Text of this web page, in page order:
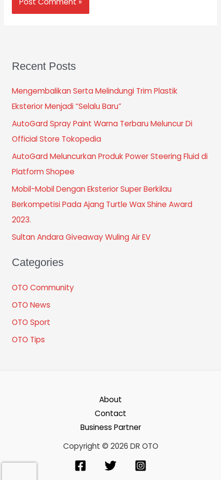
Recent Posts
Mengembalikan Serta Melindungi Trim Plastik
Eksterior Menjadi “Selalu Baru”
AutoGard Spray Paint Warna Terbaru Meluncur Di
Official Store Tokopedia
AutoGard Meluncurkan Produk Power Steering Fluid di
Platform Shopee
Mobil-Mobil Dengan Eksterior Super Berkilau
Berkompetisi Pada Ajang Turtle Wax Shine Award
2023.
Sultan Andara Giveaway Wuling Air EV
Categories
OTO Community
OTO News
OTO Sport
OTO Tips
About
Contact
Business Partner
Copyright © 2026 DR OTO